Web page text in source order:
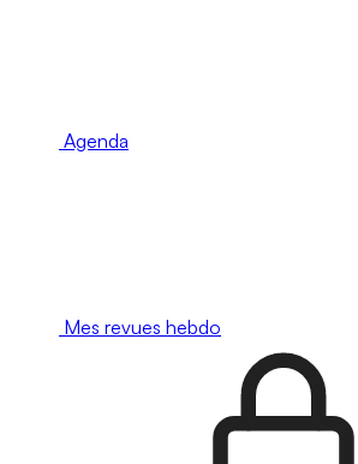
Agenda
Mes revues hebdo